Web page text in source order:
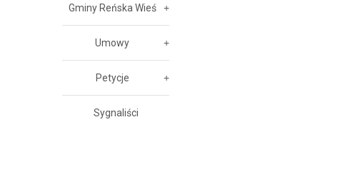
Gminy Reńska Wieś
Umowy
Petycje
Sygnaliści